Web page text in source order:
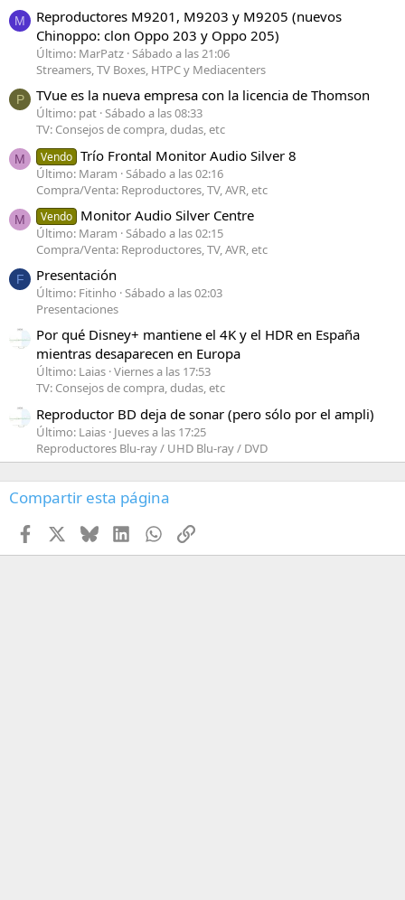
M
Reproductores M9201, M9203 y M9205 (nuevos
Chinoppo: clon Oppo 203 y Oppo 205)
Último: MarPatz Sábado a las 21:06
Streamers, TV Boxes, HTPC y Mediacenters
P TVue es la nueva empresa con la licencia de Thomson
Último: pat Sábado a las 08:33
TV: Consejos de compra, dudas, etc
M Vendo Trío Frontal Monitor Audio Silver 8
Último: Maram
Sábado a las 02:16
Compra/Venta: Reproductores, TV, AVR, etc
M Vendo Monitor Audio Silver Centre
Último: Maram Sábado a las 02:15
Compra/Venta: Reproductores, TV, AVR, etc
F Presentación
Último: Fitinho Sábado a las 02:03
Presentaciones
Por qué Disney+ mantiene el 4K y el HDR en España
mientras desaparecen en Europa
Último: Laias Viernes a las 17:53
TV: Consejos de compra, dudas, etc
Reproductor BD deja de sonar (pero sólo por el ampli)
Último: Laias Jueves a las 17:25
Reproductores Blu-ray / UHD Blu-ray / DVD
Compartir esta página
Facebook BlueskyLinkedInWhatsApp
Enlace